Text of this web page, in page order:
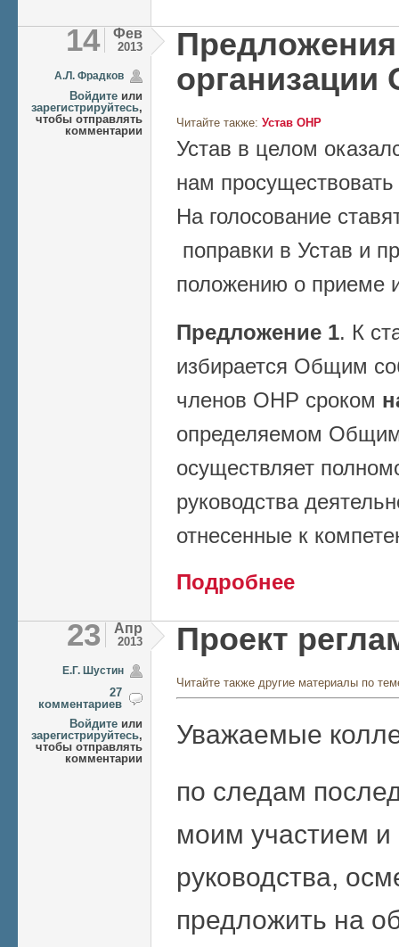
14 Фев
2013
А.Л. Фрадков
Войдите или
зарегистрируйтесь,
чтобы отправлять
комментарии
организации
Читайте также: Устав ОНР
Устав в целом
нам
На голосование
поправки в Устав и
положению о приеме
Предложение 1. К
избирается Общим
членов ОНР сроком
определяемом
осуществляет
руководства
отнесенные к
Подробнее
23 Апр
2013
Е.Г. Шустин
27
комментариев
Войдите или
зарегистрируйтесь,
чтобы отправлять
комментарии
Проект
Читайте также другие материалы по
Уважаемые
по следам
моим участием и
руководства,
предложить на